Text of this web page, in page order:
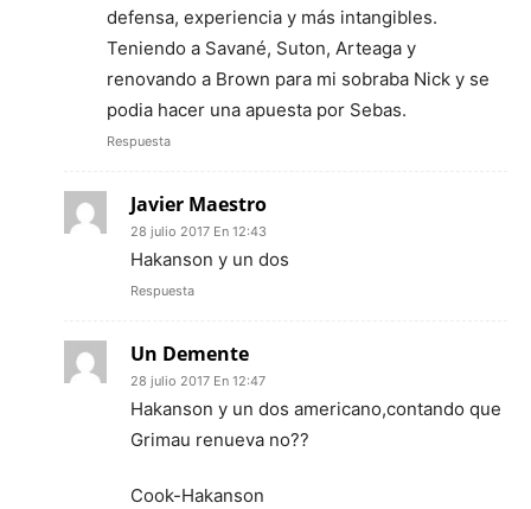
defensa, experiencia y más intangibles.
Teniendo a Savané, Suton, Arteaga y
renovando a Brown para mi sobraba Nick y se
podia hacer una apuesta por Sebas.
Respuesta
Javier Maestro
28 julio 2017 En 12:43
Hakanson y un dos
Respuesta
Un Demente
28 julio 2017 En 12:47
Hakanson y un dos americano,contando que
Grimau renueva no??
Cook-Hakanson